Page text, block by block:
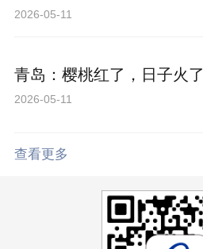
2026-05-11
青岛：樱桃红了，日子火了
2026-05-11
查看更多